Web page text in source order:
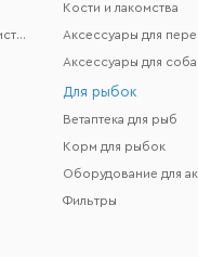
Гигиена и поддержание чистоты
Кости и лакомства
Аксессуары для
Аксессуары для
Для рыбок
Ветаптека для рыб
Корм для рыбок
Фильтры